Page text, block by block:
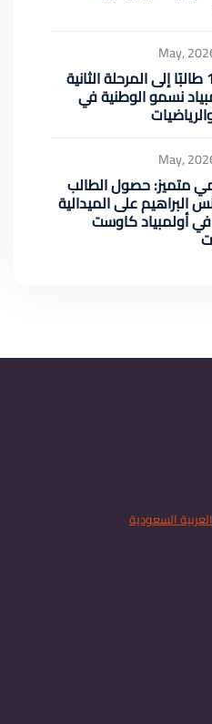
تأهل 14 طالبًا إلى المرحلة الثانية
نسمو الوطنية في
متميز: حصول الطالب
البراهيم على الميدالية
أولمبياد كاوست